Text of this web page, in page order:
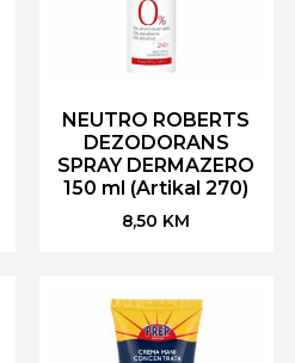
NEUTRO ROBERTS
DEZODORANS
SPRAY DERMAZERO
150 ml (Artikal 270)
8,50 KM